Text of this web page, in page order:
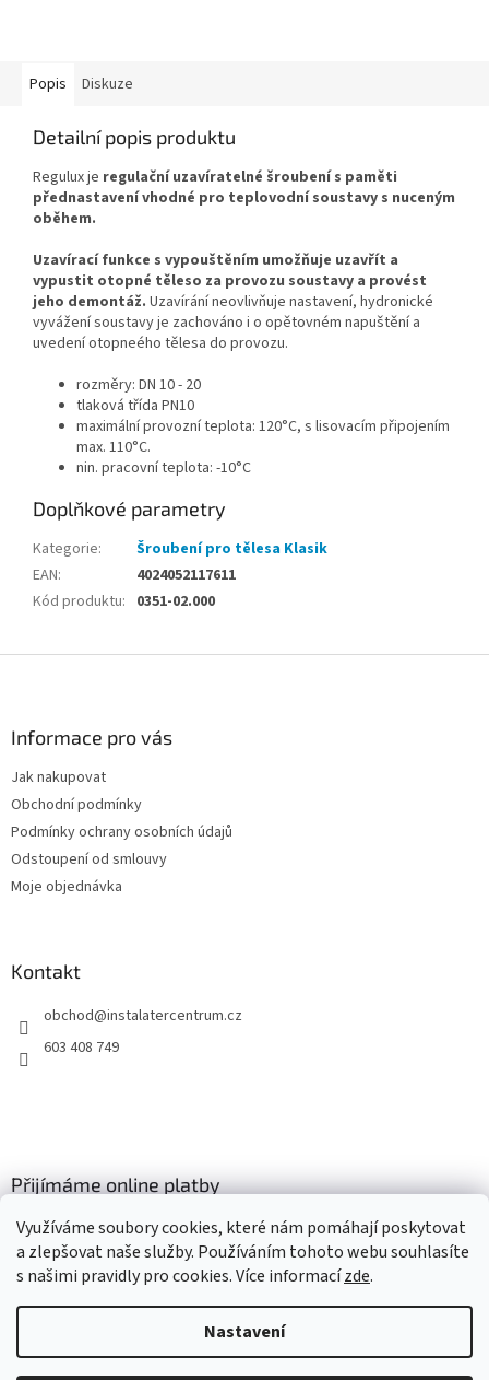
Využíváme soubory cookies, které nám pomáhají poskytovat
a zlepšovat naše služby. Používáním tohoto webu souhlasíte
s našimi pravidly pro cookies. Více informacízde.
Nastavení
Popis Diskuze
Detailní popis produktu
Regulux je regulační uzavíratelné šroubení s paměti
přednastavení vhodné pro teplovodní soustavy s nuceným
oběhem.
Uzavírací funkce s vypouštěním umožňuje uzavřít a
vypustit otopné těleso za provozu soustavy a provést
jeho demontáž. Uzavírání neovlivňuje nastavení, hydronické
vyvážení soustavy je zachováno i o opětovném napuštění a
uvedení otopneého tělesa do provozu.
rozměry: DN 10 - 20
tlaková třída PN10
maximální provozní teplota: 120°C, s lisovacím připojením
max. 110°C.
nin. pracovní teplota: -10°C
Doplňkové parametry
Kategorie:
Šroubení pro tělesa Klasik
EAN:
4024052117611
Kód produktu: 0351-02.000
Informace pro vás
Jak nakupovat
Obchodní podmínky
Podmínky ochrany osobních údajů
Odstoupení od smlouvy
Moje objednávka
Kontakt
obchod@instalatercentrum.cz
603 408 749
Přijímáme online platby
Vytvořil Shoptet